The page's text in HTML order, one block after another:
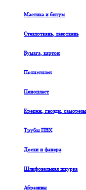
Мастика и битум
Стеклоткань, лакоткань
Бумага, картон
Полиэтилен
Пенопласт
Крепеж, гвозди, саморезы
Трубы ПВХ
Доски и фанера
Шлифовальная шкурка
Абразивы